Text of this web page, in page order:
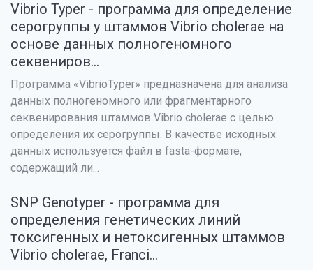
Vibrio Typer - программа для определение
серогруппы у штаммов Vibrio cholerae на
основе данных полногеномного
секвениров...
Программа «VibrioTyper» предназначена для анализа
данных полногеномного или фрагментарного
секвенирования штаммов Vibrio cholerae с целью
определения их серогруппы. В качестве исходных
данных используется файл в fasta-формате,
содержащий ли...
SNP Genotyper - программа для
определения генетических линий
токсигенных и нетоксигенных штаммов
Vibrio cholerae, Franci...